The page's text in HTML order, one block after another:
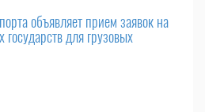
объявляет прием заявок на
для грузовых